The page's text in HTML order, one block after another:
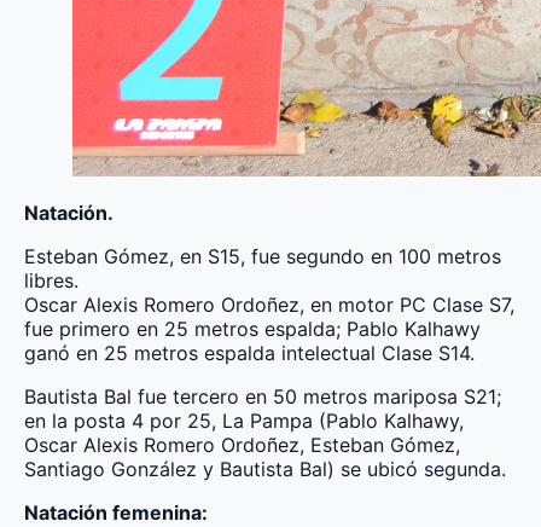
Natación.
Esteban Gómez, en S15, fue segundo en 100 metros
libres.
Oscar Alexis Romero Ordoñez, en motor PC Clase S7,
fue primero en 25 metros espalda; Pablo Kalhawy
ganó en 25 metros espalda intelectual Clase S14.
Bautista Bal fue tercero en 50 metros mariposa S21;
en la posta 4 por 25, La Pampa (Pablo Kalhawy,
Oscar Alexis Romero Ordoñez, Esteban Gómez,
Santiago González y Bautista Bal) se ubicó segunda.
Natación femenina: